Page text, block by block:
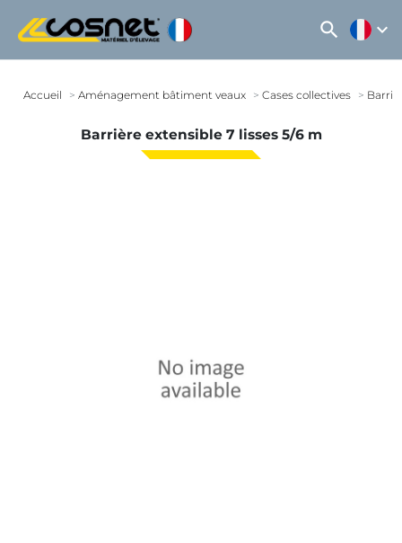
search expand_more
Accueil Aménagement bâtiment veaux Cases collectives
Barrière extensible 7 lisses 5/6 m